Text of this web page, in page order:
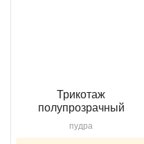
Трикотаж
полупрозрачный
пудра